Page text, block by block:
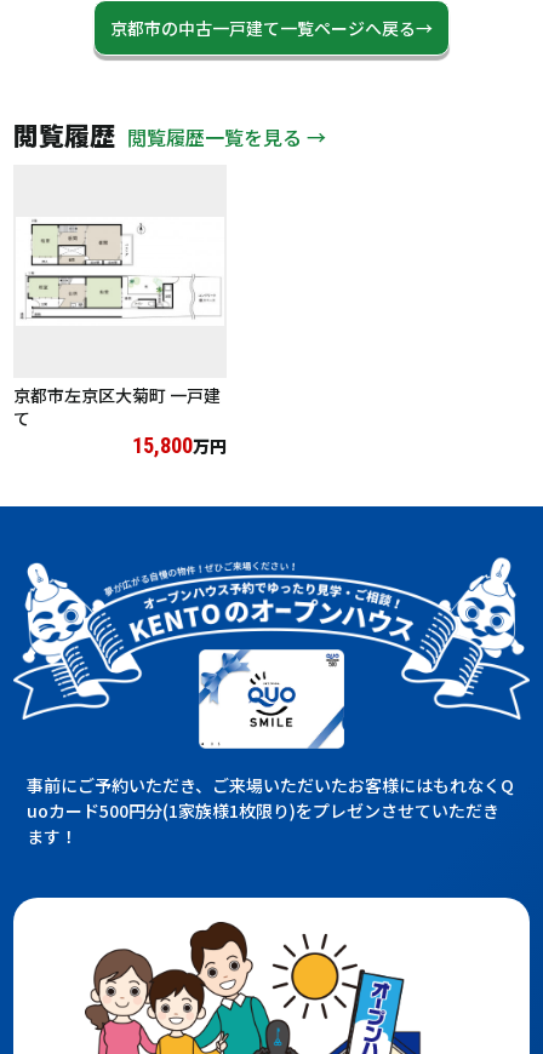
京都市の中古一戸建て一覧ページへ戻る→
閲覧履歴 閲覧履歴一覧を見る →
京都市左京区大菊町 一戸建
て
15,800万円
事前にご予約いただき、ご来場いただいたお客様にはもれなくQ
uoカード500円分(1家族様1枚限り)をプレゼンさせていただき
ます！